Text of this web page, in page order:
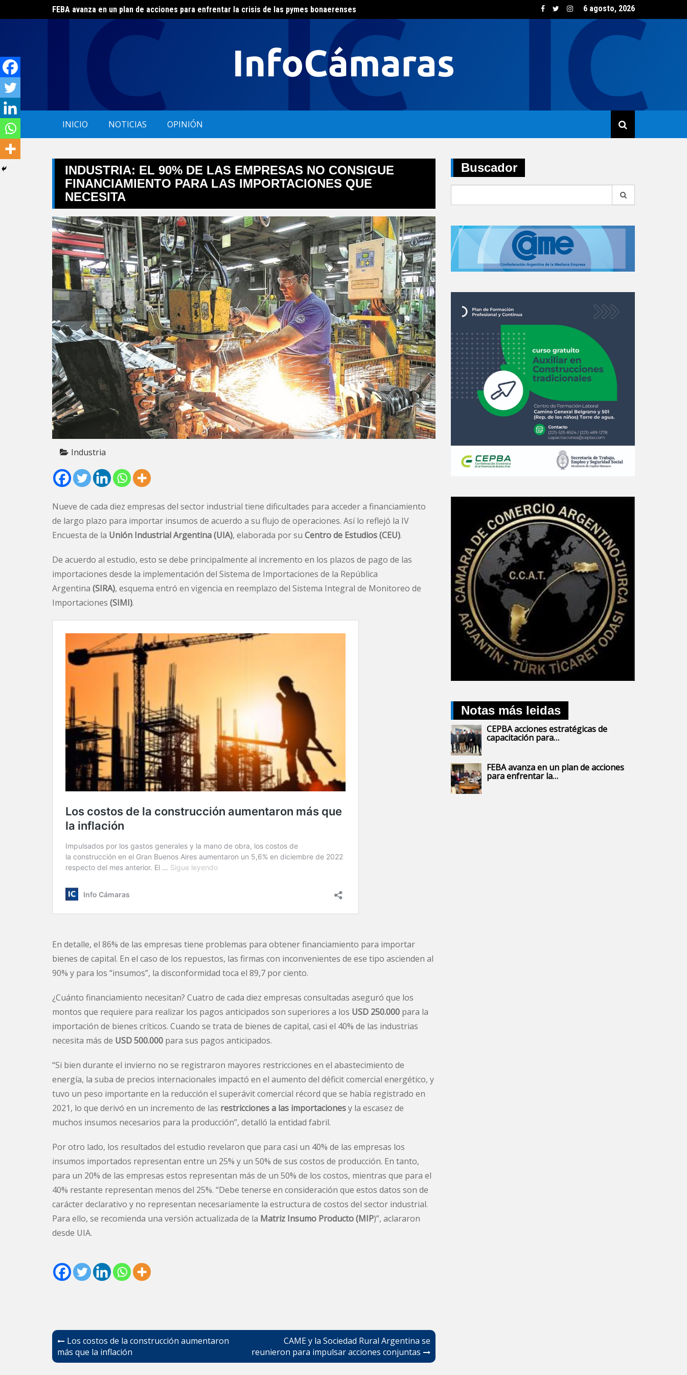
to
El ERAS continúa con el beneficio de la tarifa social del agua
El consumo de vino creció un 5,8% en junio impulsado por las opciones
6 agosto, 2026
INICIO NOTICIAS OPINIÓN
INDUSTRIA: EL 90% DE LAS EMPRESAS NO CONSIGUE
FINANCIAMIENTO PARA LAS IMPORTACIONES QUE
NECESITA
Industria
Nueve de cada diez empresas del sector industrial tiene dificultades para acceder a financiamiento
de largo plazo para importar insumos de acuerdo a su flujo de operaciones. Así lo reflejó la IV
Encuesta de la Unión Industrial Argentina (UIA), elaborada por su Centro de Estudios (CEU).
De acuerdo al estudio, esto se debe principalmente al incremento en los plazos de pago de las
importaciones desde la implementación del Sistema de Importaciones de la República
Argentina (SIRA), esquema entró en vigencia en reemplazo del Sistema Integral de Monitoreo de
Importaciones (SIMI).
En detalle, el 86% de las empresas tiene problemas para obtener financiamiento para importar
bienes de capital. En el caso de los repuestos, las firmas con inconvenientes de ese tipo ascienden al
90% y para los “insumos”, la disconformidad toca el 89,7 por ciento.
¿Cuánto financiamiento necesitan? Cuatro de cada diez empresas consultadas aseguró que los
montos que requiere para realizar los pagos anticipados son superiores a los USD 250.000 para la
importación de bienes críticos. Cuando se trata de bienes de capital, casi el 40% de las industrias
necesita más de USD 500.000 para sus pagos anticipados.
“Si bien durante el invierno no se registraron mayores restricciones en el abastecimiento de
energía, la suba de precios internacionales impactó en el aumento del déficit comercial energético, y
tuvo un peso importante en la reducción el superávit comercial récord que se había registrado en
2021, lo que derivó en un incremento de las restricciones a las importacionesy la escasez de
muchos insumos necesarios para la producción”, detalló la entidad fabril.
Por otro lado, los resultados del estudio revelaron que para casi un 40% de las empresas los
insumos importados representan entre un 25% y un 50% de sus costos de producción. En tanto,
para un 20% de las empresas estos representan más de un 50% de los costos, mientras que para el
40% restante representan menos del 25%. “Debe tenerse en consideración que estos datos son de
carácter declarativo y no representan necesariamente la estructura de costos del sector industrial.
Para ello, se recomienda una versión actualizada de la Matriz Insumo Producto (MIP)”, aclararon
desde UIA.
Navegación
de
Los costos de la construcción aumentaron
más que la inflación
CAME y la Sociedad Rural Argentina se
reunieron para impulsar acciones conjuntas
Buscador
Notas más leidas
CEPBA acciones estratégicas de
capacitación para…
FEBA avanza en un plan de acciones
para enfrentar la…